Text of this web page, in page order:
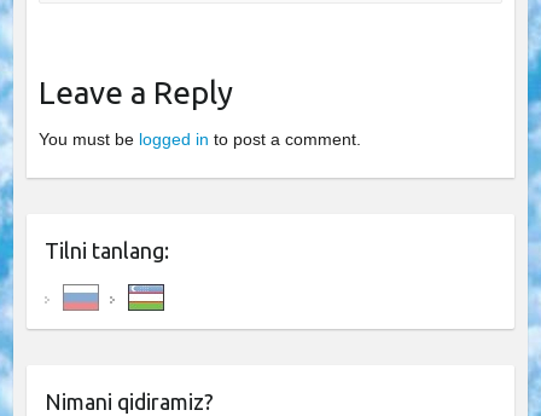
Leave a Reply
You must be logged in to post a comment.
Tilni tanlang:
Nimani qidiramiz?